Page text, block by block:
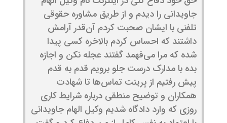
جاویدانی را دیدم و از طریق مشاوره حقوقی
تلفنی با ایشان صحبت کردم آن‌قدر آرامش
داشتند که احساس کردم بالاخره کسی پیدا
شده که مرا می‌فهمد گفتند عجله نکن و اجازه
بده با مدارک درست جلو برویم قدم به قدم
پیش رفتیم از پرینت تماس‌ها تا شهادت
همکاران و توضیح منطقی درباره شرایط کاری
روزی که وارد دادگاه شدیم وکیل الهام جاویدانی